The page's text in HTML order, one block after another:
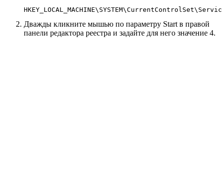
Дважды кликните мышью по параметру Start в правой
панели редактора реестра и задайте для него значение 4.